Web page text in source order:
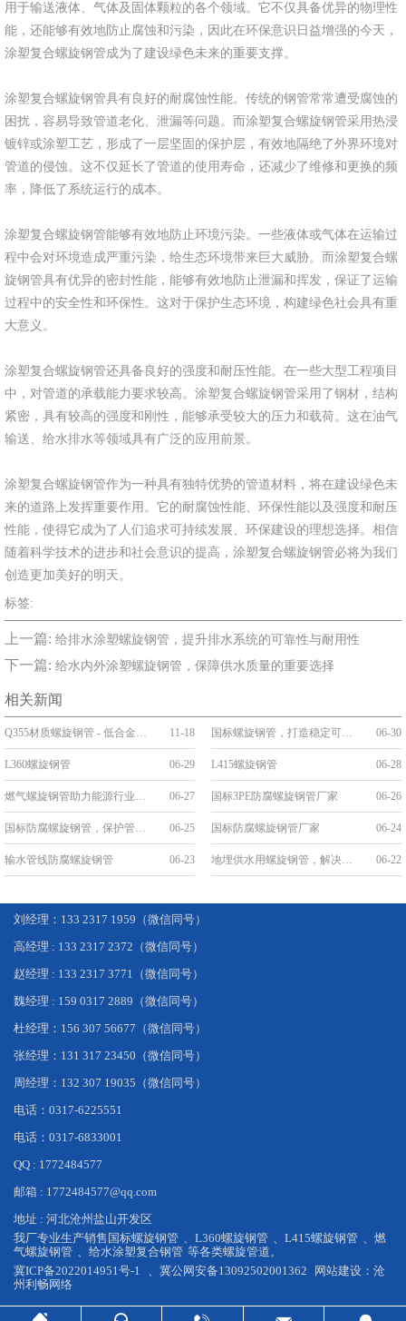
用于输送液体、气体及固体颗粒的各个领域。它不仅具备优异的物理性
能，还能够有效地防止腐蚀和污染，因此在环保意识日益增强的今天，
涂塑复合螺旋钢管成为了建设绿色未来的重要支撑。
涂塑复合螺旋钢管具有良好的耐腐蚀性能。传统的钢管常常遭受腐蚀的
困扰，容易导致管道老化、泄漏等问题。而涂塑复合螺旋钢管采用热浸
镀锌或涂塑工艺，形成了一层坚固的保护层，有效地隔绝了外界环境对
管道的侵蚀。这不仅延长了管道的使用寿命，还减少了维修和更换的频
率，降低了系统运行的成本。
涂塑复合螺旋钢管能够有效地防止环境污染。一些液体或气体在运输过
程中会对环境造成严重污染，给生态环境带来巨大威胁。而涂塑复合螺
旋钢管具有优异的密封性能，能够有效地防止泄漏和挥发，保证了运输
过程中的安全性和环保性。这对于保护生态环境，构建绿色社会具有重
大意义。
涂塑复合螺旋钢管还具备良好的强度和耐压性能。在一些大型工程项目
中，对管道的承载能力要求较高。涂塑复合螺旋钢管采用了钢材，结构
紧密，具有较高的强度和刚性，能够承受较大的压力和载荷。这在油气
输送、给水排水等领域具有广泛的应用前景。
涂塑复合螺旋钢管作为一种具有独特优势的管道材料，将在建设绿色未
来的道路上发挥重要作用。它的耐腐蚀性能、环保性能以及强度和耐压
性能，使得它成为了人们追求可持续发展、环保建设的理想选择。相信
随着科学技术的进步和社会意识的提高，涂塑复合螺旋钢管必将为我们
创造更加美好的明天。
标签:
上一篇: 给排水涂塑螺旋钢管，提升排水系统的可靠性与耐用性
下一篇: 给水内外涂塑螺旋钢管，保障供水质量的重要选择
相关新闻
Q355材质螺旋钢管 - 低合金高强度工程优选管道 11-18 国标螺旋钢管，打造稳定可靠的管道工程 06-30
L360螺旋钢管 06-29 L415螺旋钢管 06-28
燃气螺旋钢管助力能源行业发展 06-27 国标3PE防腐螺旋钢管厂家 06-26
国标防腐螺旋钢管，保护管道安全，延长使用寿命 06-25 国标防腐螺旋钢管厂家 06-24
输水管线防腐螺旋钢管 06-23 地埋供水用螺旋钢管，解决城市供水难题 06-22
刘经理：133 2317 1959（微信同号）
高经理 : 133 2317 2372（微信同号）
赵经理 : 133 2317 3771（微信同号）
魏经理 : 159 0317 2889（微信同号）
杜经理：156 307 56677（微信同号）
张经理：131 317 23450（微信同号）
周经理：132 307 19035（微信同号）
电话：0317-6225551
电话：0317-6833001
QQ : 1772484577
邮箱 : 1772484577@qq.com
地址 : 河北沧州盐山开发区
我厂专业生产销售 国标螺旋钢管 、 L360螺旋钢管 、 L415螺旋钢管 、 燃
气螺旋钢管 、 给水涂塑复合钢管 等各类螺旋管道。
冀ICP备2022014951号-1
、 冀公网安备13092502001362 网站建设： 沧
州利畅网络